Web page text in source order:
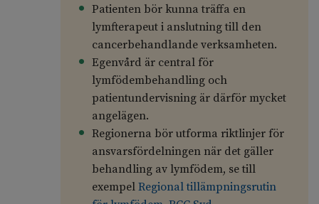
Patienten bör kunna träffa en
lymfterapeut i anslutning till den
cancerbehandlande verksamheten.
Egenvård är central för
lymfödembehandling och
patientundervisning är därför mycket
angelägen.
Regionerna bör utforma riktlinjer för
ansvarsfördelningen när det gäller
behandling av lymfödem, se till
exempel Regional tillämpningsrutin